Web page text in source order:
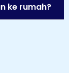
ke rumah?